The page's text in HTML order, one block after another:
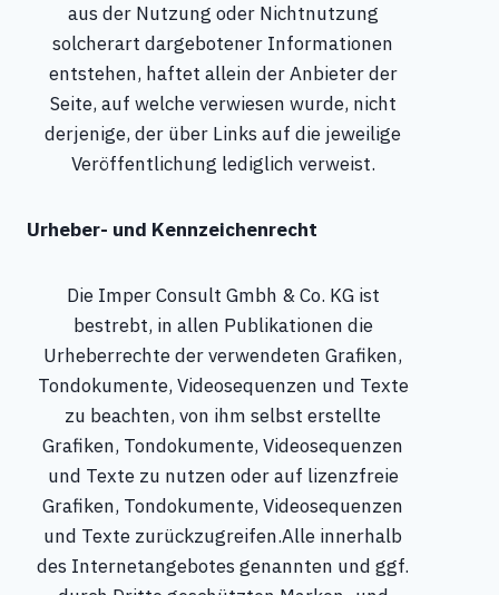
aus der Nutzung oder Nichtnutzung
solcherart dargebotener Informationen
entstehen, haftet allein der Anbieter der
Seite, auf welche verwiesen wurde, nicht
derjenige, der über Links auf die jeweilige
Veröffentlichung lediglich verweist.
Urheber- und Kennzeichenrecht
Die Imper Consult Gmbh & Co. KG ist
bestrebt, in allen Publikationen die
Urheberrechte der verwendeten Grafiken,
Tondokumente, Videosequenzen und Texte
zu beachten, von ihm selbst erstellte
Grafiken, Tondokumente, Videosequenzen
und Texte zu nutzen oder auf lizenzfreie
Grafiken, Tondokumente, Videosequenzen
und Texte zurückzugreifen.Alle innerhalb
des Internetangebotes genannten und ggf.